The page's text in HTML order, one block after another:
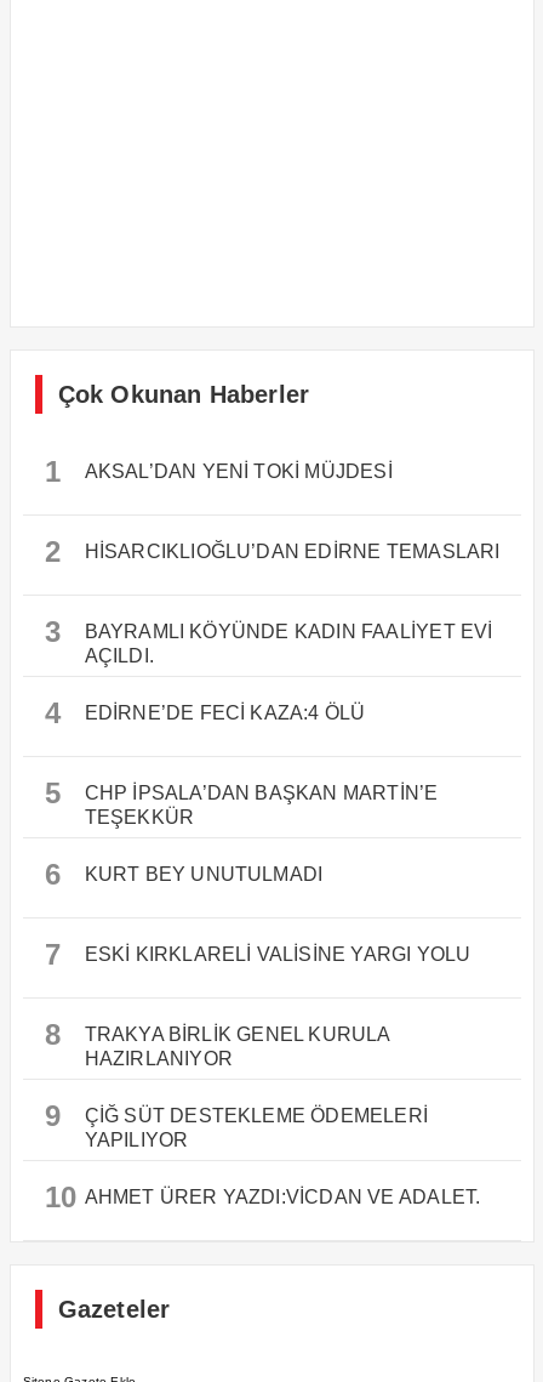
Çok Okunan Haberler
1 AKSAL’DAN YENİ TOKİ MÜJDESİ
2 HİSARCIKLIOĞLU’DAN EDİRNE TEMASLARI
3
BAYRAMLI KÖYÜNDE KADIN FAALİYET EVİ
AÇILDI.
4 EDİRNE’DE FECİ KAZA:4 ÖLÜ
5
CHP İPSALA’DAN BAŞKAN MARTİN’E
TEŞEKKÜR
6 KURT BEY UNUTULMADI
7 ESKİ KIRKLARELİ VALİSİNE YARGI YOLU
8
TRAKYA BİRLİK GENEL KURULA
HAZIRLANIYOR
9
ÇİĞ SÜT DESTEKLEME ÖDEMELERİ
YAPILIYOR
10 AHMET ÜRER YAZDI:VİCDAN VE ADALET.
Gazeteler